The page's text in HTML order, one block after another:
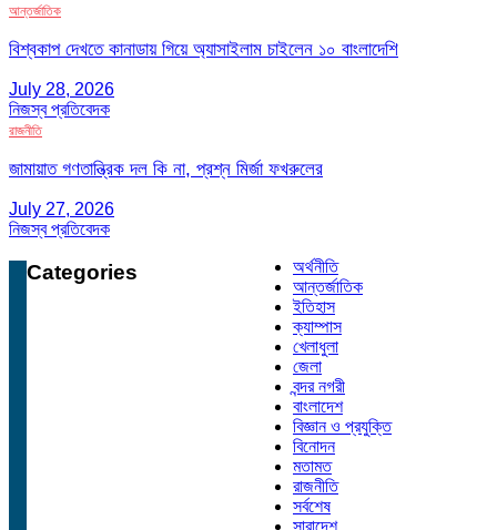
আন্তর্জাতিক
বিশ্বকাপ দেখতে কানাডায় গিয়ে অ্যাসাইলাম চাইলেন ১০ বাংলাদেশি
July 28, 2026
নিজস্ব প্রতিবেদক
রাজনীতি
জামায়াত গণতান্ত্রিক দল কি না, প্রশ্ন মির্জা ফখরুলের
July 27, 2026
নিজস্ব প্রতিবেদক
Categories
অর্থনীতি
আন্তর্জাতিক
ইতিহাস
ক্যাম্পাস
খেলাধুলা
জেলা
বন্দর নগরী
বাংলাদেশ
বিজ্ঞান ও প্রযুক্তি
বিনোদন
মতামত
রাজনীতি
সর্বশেষ
সারাদেশ